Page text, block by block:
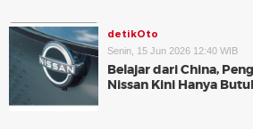
detikOto
Senin, 15 Jun 2026 12:40 WIB
Belajar dari China,
Nissan Kini Hanya